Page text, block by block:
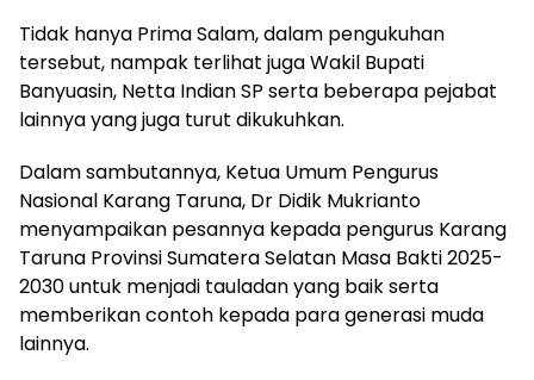
Tidak hanya Prima Salam, dalam pengukuhan
tersebut, nampak terlihat juga Wakil Bupati
Banyuasin, Netta Indian SP serta beberapa pejabat
lainnya yang juga turut dikukuhkan.
Dalam sambutannya, Ketua Umum Pengurus
Nasional Karang Taruna, Dr Didik Mukrianto
menyampaikan pesannya kepada pengurus Karang
Taruna Provinsi Sumatera Selatan Masa Bakti 2025-
2030 untuk menjadi tauladan yang baik serta
memberikan contoh kepada para generasi muda
lainnya.